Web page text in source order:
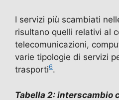
I servizi più scambiati
risultano quelli relativi al
telecomunicazioni,
varie tipologie di servizi
trasporti6.
Tabella 2: interscambio